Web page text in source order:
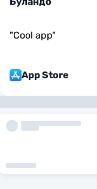
"Cool app"
App Store